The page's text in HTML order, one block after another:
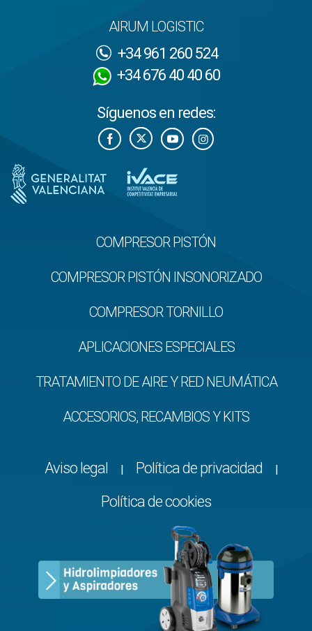
AIRUM LOGISTIC
+34 961 260 524
+34 676 40 40 60
Síguenos en redes:
COMPRESOR PISTÓN
COMPRESOR PISTÓN INSONORIZADO
COMPRESOR TORNILLO
APLICACIONES ESPECIALES
TRATAMIENTO DE AIRE Y RED NEUMÁTICA
ACCESORIOS, RECAMBIOS Y KITS
Aviso legal Política de privacidad
Política de cookies